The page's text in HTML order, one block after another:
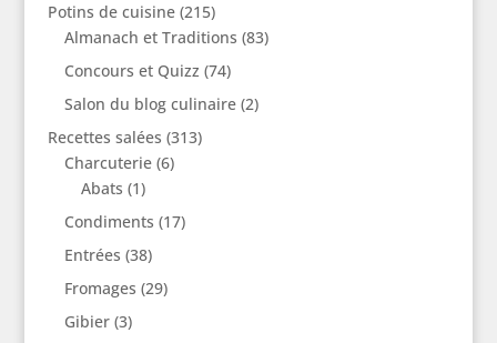
Potins de cuisine(215)
Almanach et Traditions (83)
Concours et Quizz (74)
Salon du blog culinaire(2)
Recettes salées (313)
Charcuterie(6)
Abats (1)
Condiments (17)
Entrées (38)
Fromages (29)
Gibier(3)